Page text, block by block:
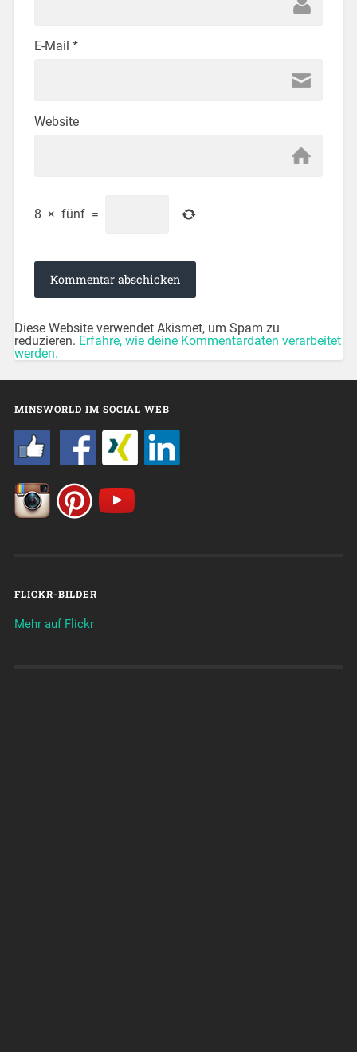
E-Mail *
Website
8 × fünf =
Diese Website verwendet Akismet, um Spam zu
reduzieren. Erfahre, wie deine Kommentardaten verarbeitet
werden.
MINSWORLD IM SOCIAL WEB
FLICKR-BILDER
Mehr auf Flickr